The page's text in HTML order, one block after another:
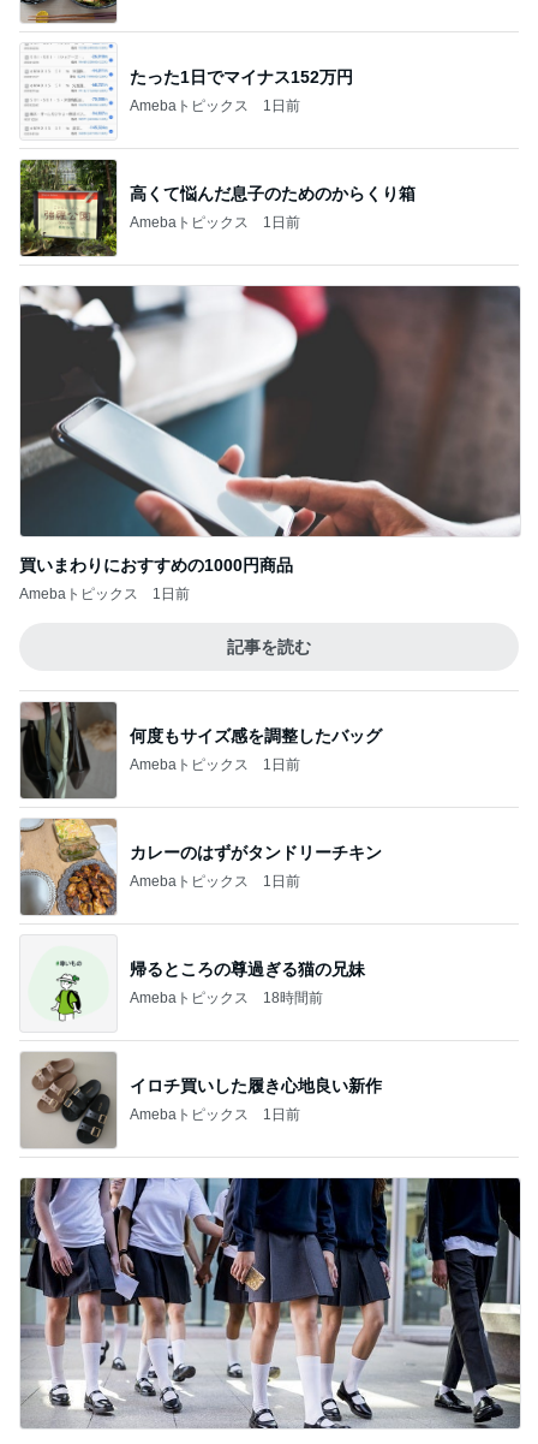
たった1日でマイナス152万円
Amebaトピックス 1日前
高くて悩んだ息子のためのからくり箱
Amebaトピックス 1日前
買いまわりにおすすめの1000円商品
Amebaトピックス 1日前
記事を読む
何度もサイズ感を調整したバッグ
Amebaトピックス 1日前
カレーのはずがタンドリーチキン
Amebaトピックス 1日前
帰るところの尊過ぎる猫の兄妹
Amebaトピックス 18時間前
イロチ買いした履き心地良い新作
Amebaトピックス 1日前